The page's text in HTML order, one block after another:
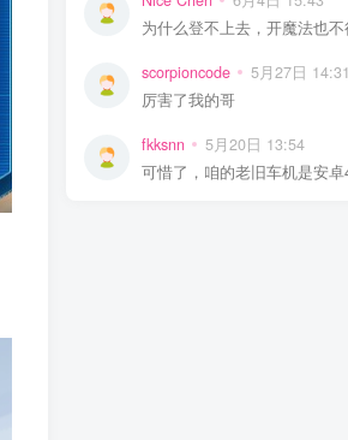
为什么登不上去，开魔法也不
scorpioncode 5月27日 14:31
厉害了我的哥
fkksnn 5月20日 13:54
可惜了，咱的老旧车机是安